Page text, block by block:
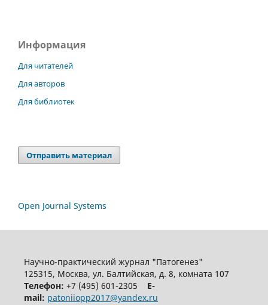
Информация
Для читателей
Для авторов
Для библиотек
Отправить материал
Open Journal Systems
Научно-практический журнал "Патогенез"
125315, Москва, ул. Балтийская, д. 8, комната 107
Телефон: +7 (495) 601-2305 E-
mail: patoniiopp2017@yandex.ru